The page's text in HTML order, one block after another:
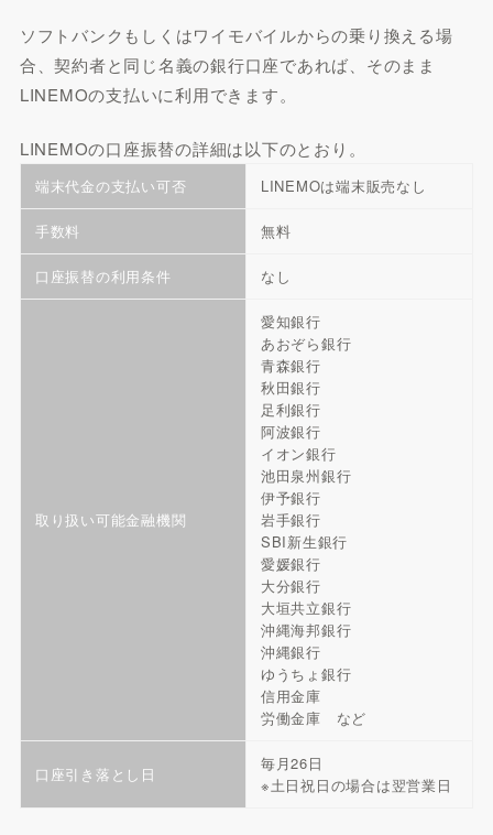
ソフトバンクもしくはワイモバイルからの乗り換える場
合、契約者と同じ名義の銀行口座であれば、そのまま
LINEMOの支払いに利用できます。
LINEMOの口座振替の詳細は以下のとおり。
端末代金の支払い可否 LINEMOは端末販売なし
手数料 無料
口座振替の利用条件 なし
取り扱い可能金融機関
愛知銀行
あおぞら銀行
青森銀行
秋田銀行
足利銀行
阿波銀行
イオン銀行
池田泉州銀行
伊予銀行
岩手銀行
SBI新生銀行
愛媛銀行
大分銀行
大垣共立銀行
沖縄海邦銀行
沖縄銀行
ゆうちょ銀行
信用金庫
労働金庫 など
口座引き落とし日
毎月26日
※土日祝日の場合は翌営業日